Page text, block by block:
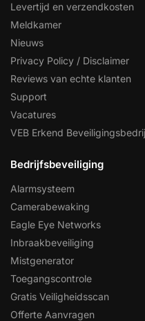
Levertijd en verzendkosten
Meldkamer
Nieuws
Privacy Policy / Disclaimer
Reviews van echte klanten
Support
Vacatures
VEB Erkend
Bedrijfsbeveiliging
Alarmsysteem
Camerabewaking
Eagle Eye Networks
Inbraakbeveiliging
Mistgenerator
Toegangscontrole
Gratis Veiligheidsscan
Offerte Aanvragen